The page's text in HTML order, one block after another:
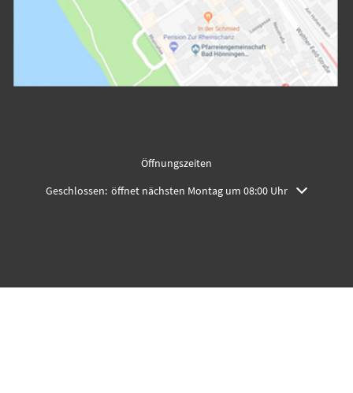
Öffnungszeiten
Klicken, um weitere Öffnungs- oder Schließzeiten auszublenden
Geschlossen: öffnet nächsten Montag um 08:00 Uhr